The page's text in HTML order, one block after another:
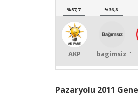
%57,7
AKP
%36,8
bagimsiz_1
Pazaryolu 2011